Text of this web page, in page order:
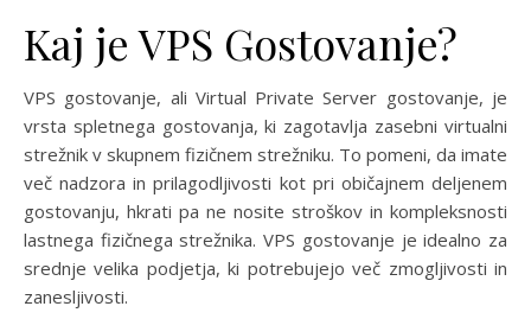
Kaj je VPS Gostovanje?
VPS gostovanje, ali Virtual Private Server gostovanje, je
vrsta spletnega gostovanja, ki zagotavlja zasebni virtualni
strežnik v skupnem fizičnem strežniku. To pomeni, da imate
več nadzora in prilagodljivosti kot pri običajnem deljenem
gostovanju, hkrati pa ne nosite stroškov in kompleksnosti
lastnega fizičnega strežnika. VPS gostovanje je idealno za
srednje velika podjetja, ki potrebujejo več zmogljivosti in
zanesljivosti.